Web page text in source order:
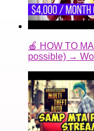
🍎 HOW TO
possible) →